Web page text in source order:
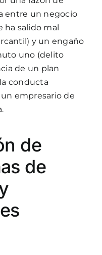
entre un negocio
salido mal
y un engaño
uno (delito
de un plan
conducta
empresario de
de
de